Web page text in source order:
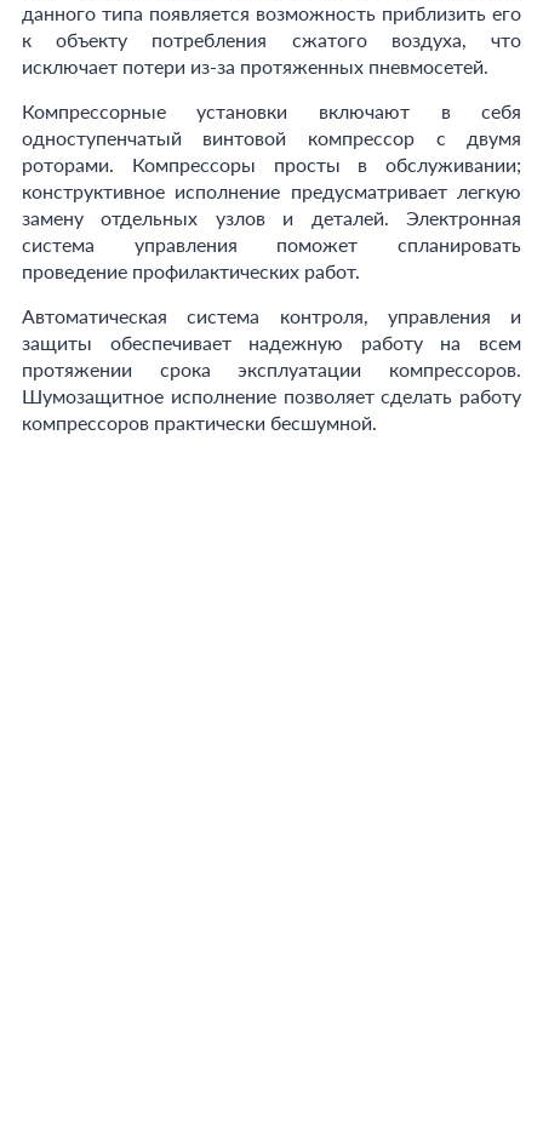
данного типа появляется возможность приблизить его
к объекту потребления сжатого воздуха, что
исключает потери из-за протяженных пневмосетей.
Компрессорные установки включают в себя
одноступенчатый винтовой компрессор с двумя
роторами. Компрессоры просты в обслуживании;
конструктивное исполнение предусматривает легкую
замену отдельных узлов и деталей. Электронная
система управления поможет спланировать
проведение профилактических работ.
Автоматическая система контроля, управления и
защиты обеспечивает надежную работу на всем
протяжении срока эксплуатации компрессоров.
Шумозащитное исполнение позволяет сделать работу
компрессоров практически бесшумной.